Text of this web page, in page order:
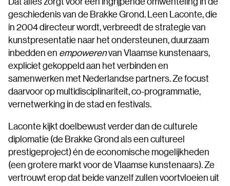
geschiedenis van de Brakke Grond. Leen Laconte, die
in 2004 directeur wordt, verbreedt de strategie van
kunstpresentatie naar het ondersteunen, duurzaam
inbedden en empowerenvan Vlaamse kunstenaars,
expliciet gekoppeld aan het verbinden en
samenwerken met Nederlandse partners. Ze focust
daarvoor op multidisciplinariteit, co-programmatie,
vernetwerking in de stad en festivals.
Laconte kijkt doelbewust verder dan de culturele
diplomatie (de Brakke Grond als een cultureel
prestigeproject) én de economische mogelijkheden
(een grotere markt voor de Vlaamse kunstenaars). Ze
vertrouwt erop dat beide vanzelf zullen voortvloeien uit